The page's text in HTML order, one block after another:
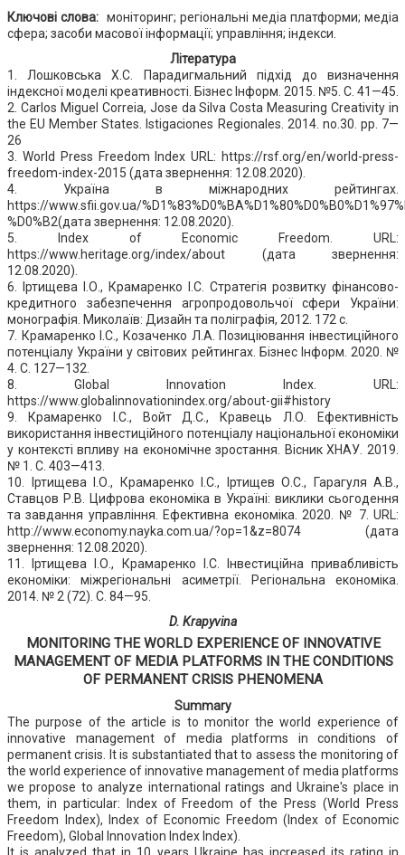
Ключові слова: моніторинг; регіональні медіа платформи; медіа
сфера; засоби масової інформації; управління; індекси.
Література
1. Лошковська Х.С. Парадигмальний підхід до визначення
індексної моделі креативності. Бізнес Інформ. 2015. №5. С. 41—45.
2. Carlos Miguel Correia, Josе da Silva Costa Measuring Creativity in
the EU Member States. Іstigaciones Regionales. 2014. no.30. pp. 7—
26
3. World Press Freedom Index URL: https://rsf.org/en/world-press-
freedom-index-2015 (дата звернення: 12.08.2020).
4. Україна в міжнародних рейтингах.
https://www.sfii.gov.ua/
%D0%B2(дата звернення: 12.08.2020).
5. Index of Economic Freedom. URL:
https://www.heritage.org/index/about (дата звернення:
12.08.2020).
6. Іртищева І.О., Крамаренко І.С. Стратегія розвитку фінансово-
кредитного забезпечення агропродовольчої сфери України:
монографія. Миколаїв: Дизайн та поліграфія, 2012. 172 с.
7. Крамаренко І.С., Козаченко Л.А. Позиціювання інвестиційного
потенціалу України у світових рейтингах. Бізнес Інформ. 2020. №
4. C. 127—132.
8. Global Innovation Index. URL:
https://www.globalinnovationindex.org/about-gii#history
9. Крамаренко І.С., Войт Д.С., Кравець Л.О. Ефективність
використання інвестиційного потенціалу національної економіки
у контексті впливу на економічне зростання. Вісник ХНАУ. 2019.
№ 1. С. 403—413.
10. Іртищева І.О., Крамаренко І.С., Іртищев О.С., Гарагуля А.В.,
Ставцов Р.В. Цифрова економіка в Україні: виклики сьогодення
та завдання управління. Ефективна економіка. 2020. № 7. URL:
http://www.economy.nayka.com.ua/?op=1&z=8074 (дата
звернення: 12.08.2020).
11. Іртищева І.О., Крамаренко І.С. Інвестиційна привабливість
економіки: міжрегіональні асиметрії. Регіональна економіка.
2014. № 2 (72). С. 84—95.
D. Krapyvina
MONITORING THE WORLD EXPERIENCE OF INNOVATIVE
MANAGEMENT OF MEDIA PLATFORMS IN THE CONDITIONS
OF PERMANENT CRISIS PHENOMENA
Summary
The purpose of the article is to monitor the world experience of
innovative management of media platforms in conditions of
permanent crisis. It is substantiated that to assess the monitoring of
the world experience of innovative management of media platforms
we propose to analyze international ratings and Ukraine's place in
them, in particular: Index of Freedom of the Press (World Press
Freedom Index), Index of Economic Freedom (Index of Economic
Freedom), Global Innovation Index Index).
It is analyzed that in 10 years Ukraine has increased its rating in